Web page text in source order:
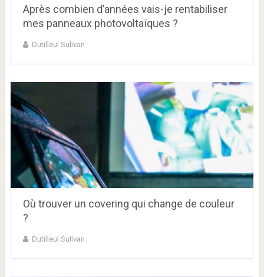
Après combien d’années vais-je rentabiliser
mes panneaux photovoltaïques ?
Dutilleul Sulivan
Où trouver un covering qui change de couleur
?
Dutilleul Sulivan